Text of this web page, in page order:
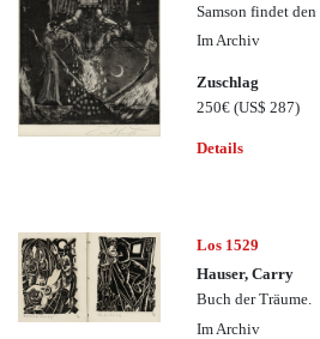
Samson findet
Im Archiv
Zuschlag
250€(US$ 287)
Details
Los 1529
Hauser, Carry
Buch der Träume.
Im Archiv